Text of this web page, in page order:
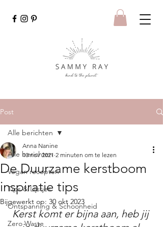
Post
Alle berichten
Vegan recepten
Tips & Lijstjes
Ontspanning & Schoonheid
Zero Waste
Alle berichten
De Duurzame kerstboom
inspiratie tips
Anna Nanine
10 nov 2021 2 minuten om te lezen
Bijgewerkt op: 30 okt 2023
Kerst komt er bijna aan, heb jij